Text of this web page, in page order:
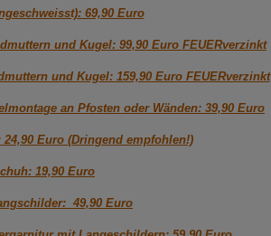
69,90 Euro
und Kugel: 99,90 Euro FEUERverzinkt
und Kugel: 159,90 Euro FEUERverzinkt
an Pfosten oder Wänden: 39,90 Euro
Euro (Dringend empfohlen!)
19,90 Euro
49,90 Euro